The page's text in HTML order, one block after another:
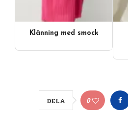
Klänning med smock
DELA 0